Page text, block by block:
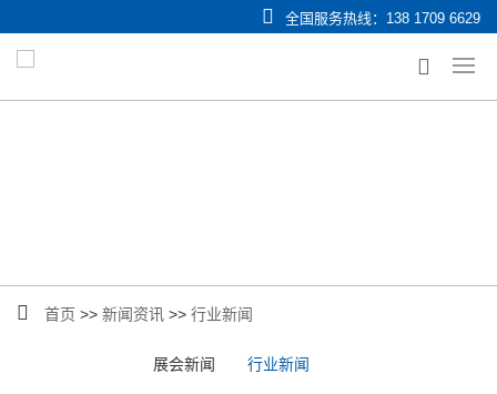
全国服务热线： 138 1709 6629
首页 >> 新闻资讯 >> 行业新闻
展会新闻 行业新闻